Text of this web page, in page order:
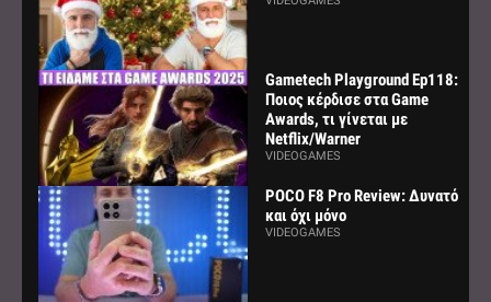
Gametech Playground Ep118:
Ποιος κέρδισε στα Game
Awards, τι γίνεται με
Netflix/Warner
VIDEOGAMES
POCO F8 Pro Review: Δυνατό
και όχι μόνο
VIDEOGAMES